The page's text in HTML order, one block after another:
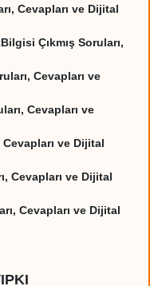
Cevapları ve Dijital
Çıkmış Soruları,
Cevapları ve
Cevapları ve
Cevapları ve Dijital
Cevapları ve Dijital
Cevapları ve Dijital